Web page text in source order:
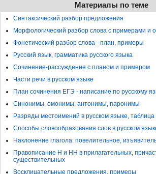
Материалы по теме
Синтаксический разбор предложения
Морфологический разбор слова с примерами и
Фонетический разбор слова - план, примеры
Русский язык, грамматика русского языка
Сочинение-рассуждение с планом и примером
Части речи в русском языке
План сочинения ЕГЭ - написание по русскому
Синонимы, омонимы, антонимы, паронимы
Разряды местоимений в русском языке,
Способы словообразования слов в русском
Наклонение глагола: повелительное,
Правописание Н и НН в прилагательных,
существительных
Восклицательные предложения, примеры